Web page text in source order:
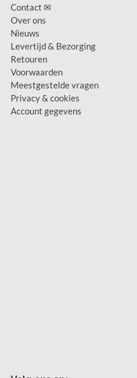
Contact ✉
Over ons
Nieuws
Levertijd & Bezorging
Retouren
Voorwaarden
Meestgestelde vragen
Privacy & cookies
Account gegevens